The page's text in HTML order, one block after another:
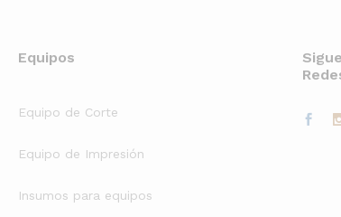
Equipos
Equipo de Corte
Equipo de Impresión
Insumos para equipos